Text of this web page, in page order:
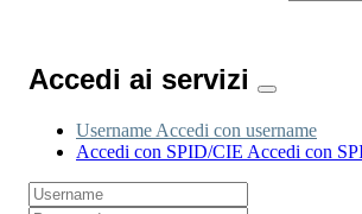
Accedi ai servizi
Username Accedi con username
Accedi con SPID/CIE Accedi con